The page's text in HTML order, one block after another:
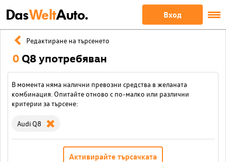
DasWeltAuto. Вход
Редактиране на търсенето
0 Q8 употребяван
В момента няма налични превозни средства в желаната
комбинация. Опитайте отново с по-малко или различни
критерии за търсене:
Audi Q8
Активирайте търсачката